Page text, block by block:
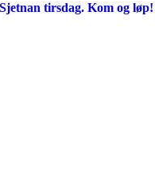
tirsdag. Kom og løp!